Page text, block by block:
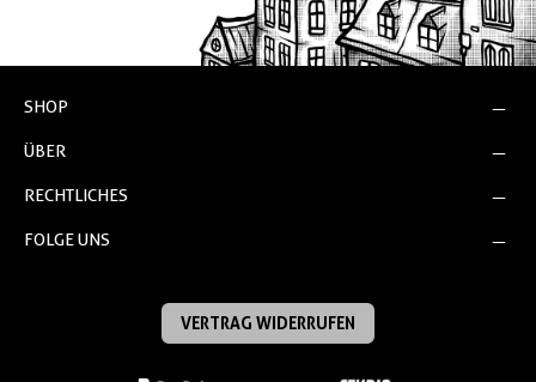
SHOP
ÜBER
RECHTLICHES
FOLGE UNS
VERTRAG WIDERRUFEN